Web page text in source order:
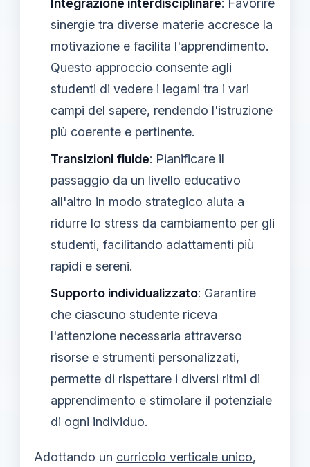
Integrazione interdisciplinare: Favorire
sinergie tra diverse materie accresce la
motivazione e facilita l'apprendimento.
Questo approccio consente agli
studenti di vedere i legami tra i vari
campi del sapere, rendendo l'istruzione
più coerente e pertinente.
Transizioni fluide: Pianificare il
passaggio da un livello educativo
all'altro in modo strategico aiuta a
ridurre lo stress da cambiamento per gli
studenti, facilitando adattamenti più
rapidi e sereni.
Supporto individualizzato: Garantire
che ciascuno studente riceva
l'attenzione necessaria attraverso
risorse e strumenti personalizzati,
permette di rispettare i diversi ritmi di
apprendimento e stimolare il potenziale
di ogni individuo.
Adottando un curricolo verticale unico,